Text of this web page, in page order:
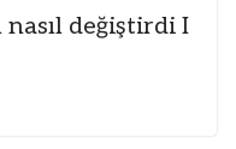
değiştirdi I